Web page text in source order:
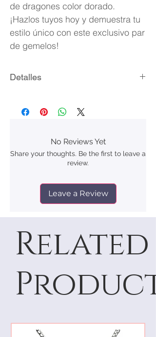
de dragones color dorado.
¡Hazlos tuyos hoy y demuestra tu
estilo único con este exclusivo par
de gemelos!
Detalles
marina
No Reviews Yet
Share your thoughts. Be the first to leave a
review.
Leave a Review
Related
Products